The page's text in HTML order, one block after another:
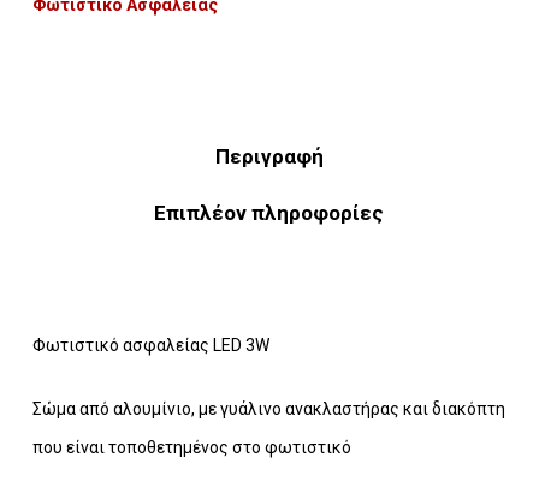
Φωτιστικό Ασφαλείας
Περιγραφή
Επιπλέον πληροφορίες
Φωτιστικό ασφαλείας LED 3W
Σώμα από αλουμίνιο, με γυάλινο ανακλαστήρας και διακόπτη
που είναι τοποθετημένος στο φωτιστικό